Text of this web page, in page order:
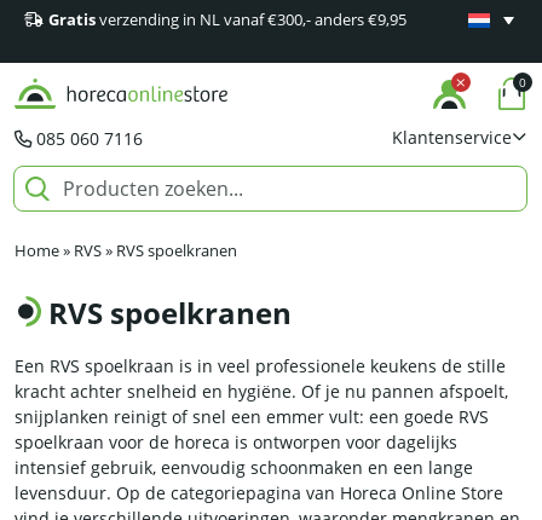
Gratisverzending in NL vanaf €300,- anders €9,95
Minimaal
085 060 7116 Klantenservice
0
Home» RVS» RVS spoelkranen
RVS spoelkranen
Een RVS spoelkraan is in veel professionele keukens de stille
kracht achter snelheid en hygiëne. Of je nu pannen afspoelt,
snijplanken reinigt of snel een emmer vult: een goede RVS
spoelkraan voor de horeca is ontworpen voor dagelijks
intensief gebruik, eenvoudig schoonmaken en een lange
levensduur. Op de categoriepagina van Horeca Online Store